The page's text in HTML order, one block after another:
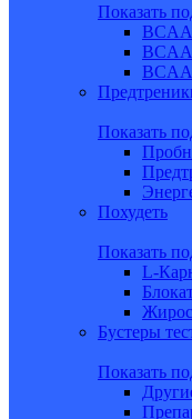
Показать
BCAA
Показать
Похудеть
Показать
L-
Бустеры
Показать